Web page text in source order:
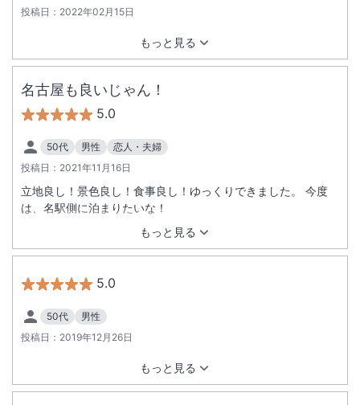
投稿日： 2022年02月15日
もっと見る
名古屋も良いじゃん！
5.0
50代 男性
恋人・夫婦
投稿日： 2021年11月16日
もっと見る
立地良し！景色良し！食事良し！ゆっくりできました。 今度
は、名駅側に泊まりたいな！
5.0
50代
男性
投稿日： 2019年12月26日
もっと見る